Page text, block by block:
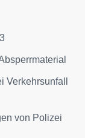
Verkehrsunfall
von Polizei